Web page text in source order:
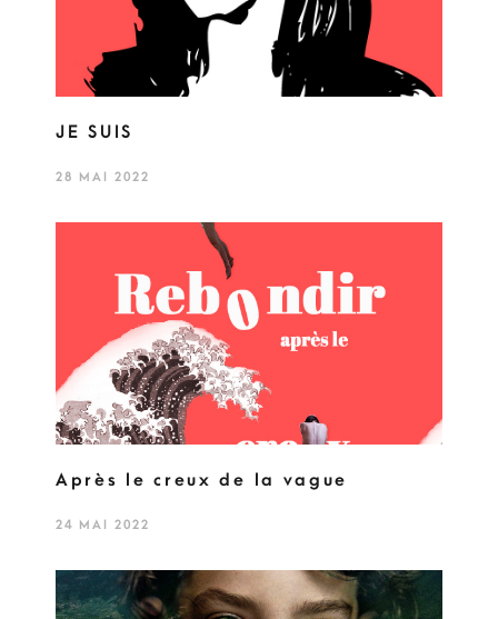
JE SUIS
28 MAI 2022
Après le creux de la vague
24 MAI 2022